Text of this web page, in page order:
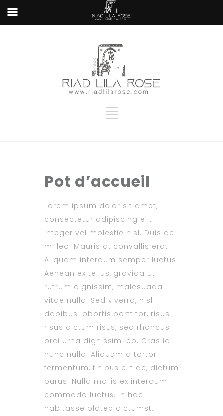
Pot d’accueil
Lorem ipsum dolor sit amet,
consectetur adipiscing elit.
Integer vel molestie nisl. Duis ac
mi leo. Mauris at convallis erat.
Aliquam interdum semper luctus.
Aenean ex tellus, gravida ut
rutrum dignissim, malesuada
vitae nulla. Sed viverra, nisl
dapibus lobortis porttitor, risus
risus dictum risus, sed rhoncus
orci urna dignissim leo. Cras id
nunc nulla. Aliquam a tortor
fermentum, finibus elit ac, dictum
purus. Nulla mollis ex interdum
commodo luctus. In hac
habitasse platea dictumst.